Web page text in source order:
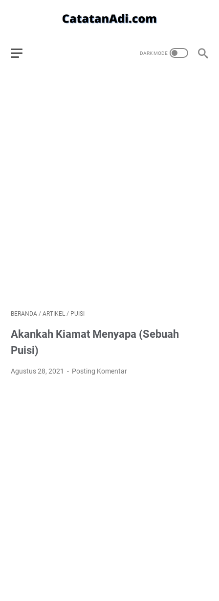
BERANDA / ARTIKEL / PUISI
Akankah Kiamat Menyapa (Sebuah
Puisi)
Agustus 28, 2021 Posting Komentar